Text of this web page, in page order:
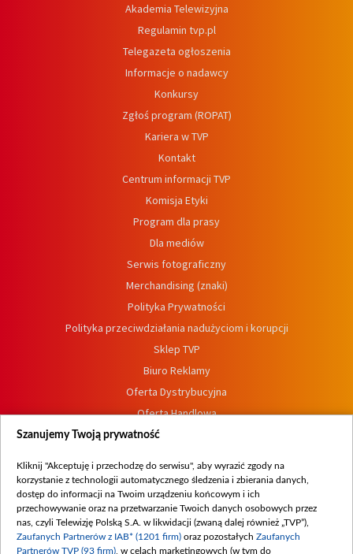
Akademia Telewizyjna
Regulamin tvp.pl
Telegazeta ogłoszenia
Informacje o nadawcy
Konkursy
Zgłoś program (ROPAT)
Kariera w TVP
Kontakt
Centrum informacji TVP
Komisja Etyki
Program dla prasy
Dla mediów
Serwis fotograficzny
Merchandising (znaki)
Polityka Prywatności
Polityka przeciwdziałania nadużyciom i korupcji
Sklep TVP
Biuro Reklamy
Oferta Dystrybucyjna
Oferta Handlowa
Dostępność
Procedura zgłoszeń wewnętrznych
Szanujemy Twoją prywatność
Kliknij "Akceptuję i przechodzę do serwisu", aby wyrazić zgody na
korzystanie z technologii automatycznego śledzenia i zbierania danych,
dostęp do informacji na Twoim urządzeniu końcowym i ich
przechowywanie oraz na przetwarzanie Twoich danych osobowych przez
nas, czyli Telewizję Polską S.A. w likwidacji (zwaną dalej również „TVP”),
Zaufanych Partnerów z IAB* (1201 firm) oraz pozostałych Zaufanych
Partnerów TVP (93 firm) , w celach marketingowych (w tym do